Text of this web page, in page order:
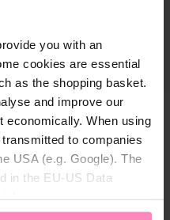
you with an
cookies are essential
as the shopping basket.
and improve our
economically. When using
to companies
USA (e.g. Google). The
in the EU-US Data
You canaccept all